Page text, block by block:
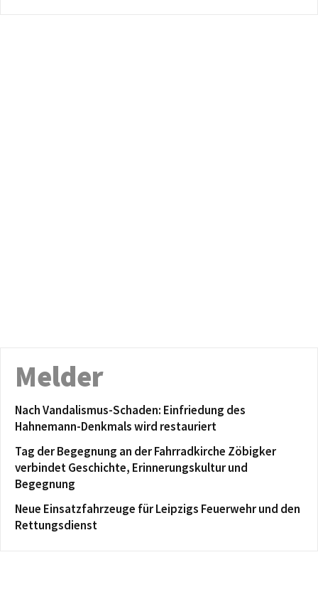
Melder
Nach Vandalismus-Schaden: Einfriedung des
Hahnemann-Denkmals wird restauriert
Tag der Begegnung an der Fahrradkirche Zöbigker
verbindet Geschichte, Erinnerungskultur und
Begegnung
Neue Einsatzfahrzeuge für Leipzigs Feuerwehr und den
Rettungsdienst